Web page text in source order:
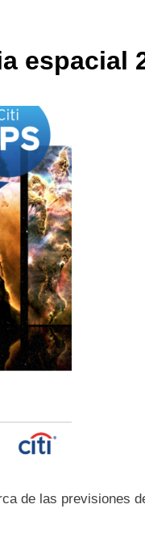
espacial
de las previsiones